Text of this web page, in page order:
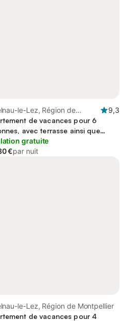
le-Lez, Région de
9,3
de vacances pour 6
avec terrasse ainsi que
et jardin, animaux acceptés
gratuite
€par nuit
le-Lez, Région de Montpellier
de vacances pour 4